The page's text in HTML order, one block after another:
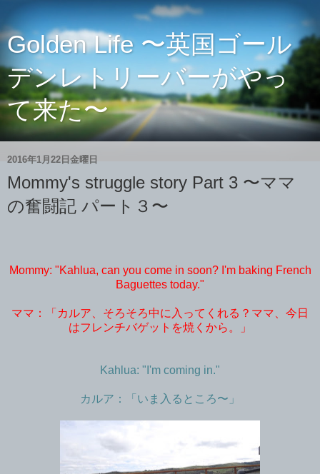
Golden Life 〜英国ゴール
デンレトリーバーがやっ
て来た〜
2016年1月22日金曜日
Mommy's struggle story Part 3 〜ママ
の奮闘記 パート３〜
Mommy: "Kahlua, can you come in soon? I'm baking French
Baguettes today."
ママ：「カルア、そろそろ中に入ってくれる？ママ、今日
はフレンチバゲットを焼くから。」
Kahlua: "I'm coming in."
カルア：「いま入るところ〜」